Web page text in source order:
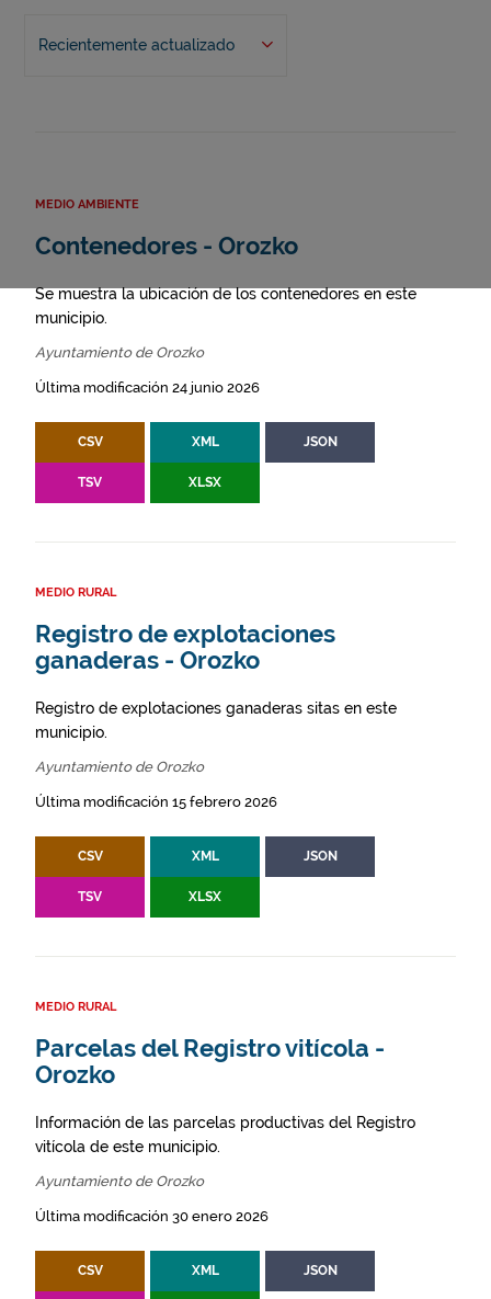
Recientemente actualizado
MEDIO AMBIENTE
Contenedores - Orozko
Se muestra la ubicación de los contenedores en este
municipio.
Ayuntamiento de Orozko
Última modificación 24 junio 2026
CSV XML JSON
TSV XLSX
MEDIO RURAL
Registro de explotaciones
ganaderas - Orozko
Registro de explotaciones ganaderas sitas en este
municipio.
Ayuntamiento de Orozko
Última modificación 15 febrero 2026
CSV XML JSON
TSV XLSX
MEDIO RURAL
Parcelas del Registro vitícola -
Orozko
Información de las parcelas productivas del Registro
vitícola de este municipio.
Ayuntamiento de Orozko
Última modificación 30 enero 2026
CSV XML JSON